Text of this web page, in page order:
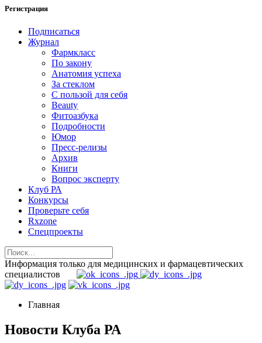
Регистрация
Подписаться
Журнал
Фармкласс
По закону
Анатомия успеха
За стеклом
С пользой для себя
Beauty
Фитоазбука
Подробности
Юмор
Пресс-релизы
Архив
Книги
Вопрос эксперту
Клуб РА
Конкурсы
Проверьте себя
Rxzone
Спецпроекты
Информация только для медицинских и фармацевтических
специалистов
Главная
Новости Клуба РА